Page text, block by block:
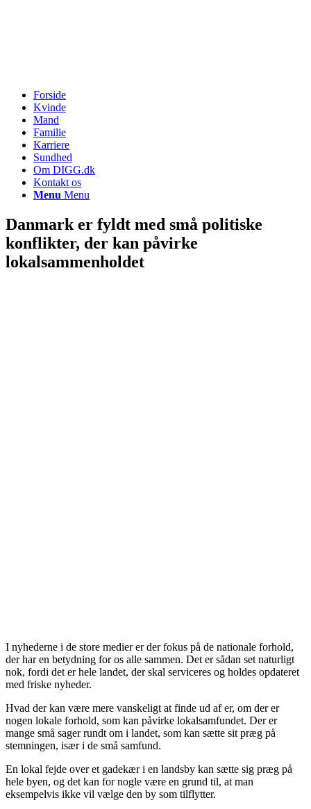
Forside
Kvinde
Mand
Familie
Karriere
Sundhed
Om DIGG.dk
Kontakt os
Menu Menu
Danmark er fyldt med små politiske
konflikter, der kan påvirke
lokalsammenholdet
I nyhederne i de store medier er der fokus på de nationale forhold,
der har en betydning for os alle sammen. Det er sådan set naturligt
nok, fordi det er hele landet, der skal serviceres og holdes opdateret
med friske nyheder.
Hvad der kan være mere vanskeligt at finde ud af er, om der er
nogen lokale forhold, som kan påvirke lokalsamfundet. Der er
mange små sager rundt om i landet, som kan sætte sit præg på
stemningen, især i de små samfund.
En lokal fejde over et gadekær i en landsby kan sætte sig præg på
hele byen, og det kan for nogle være en grund til, at man
eksempelvis ikke vil vælge den by som tilflytter.